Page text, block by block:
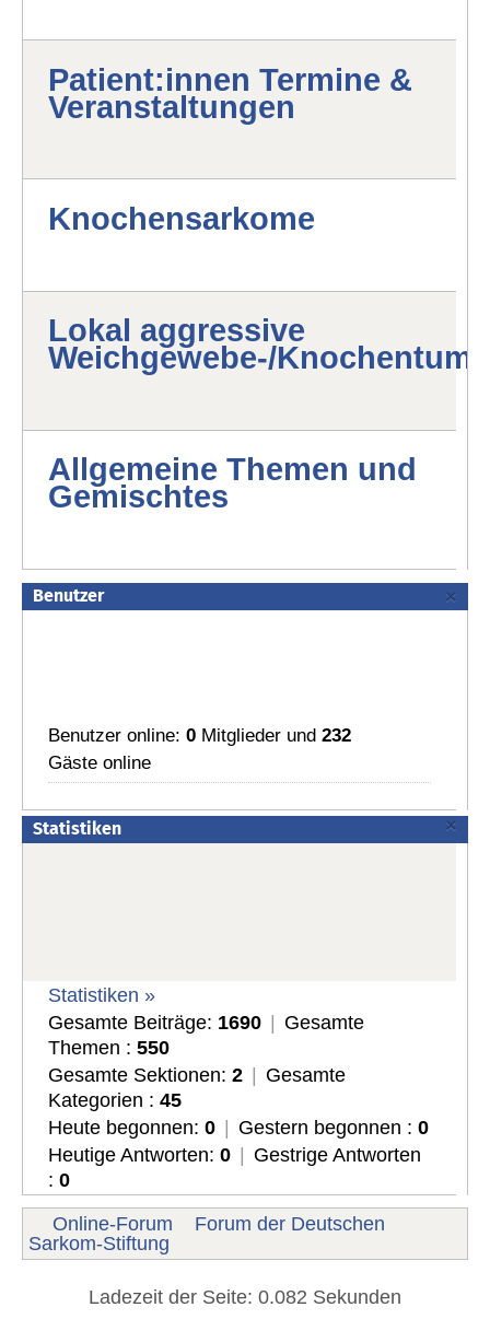
Patient:innen Termine &
Veranstaltungen
Knochensarkome
Lokal aggressive
Weichgewebe-/
Allgemeine Themen und
Gemischtes
×
Benutzer
Benutzer online:0 Mitglieder und 232
Gäste online
×
Statistiken
Statistiken »
Gesamte Beiträge: 1690
Gesamte
Themen :550
Gesamte Sektionen:2
Gesamte
Kategorien :45
Heute begonnen:0 Gestern begonnen :0
Heutige Antworten:0
Gestrige Antworten
:0
Online-Forum
Forum der Deutschen
Sarkom-Stiftung
Ladezeit der Seite: 0.082 Sekunden